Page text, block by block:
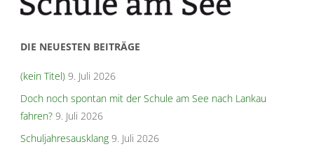
DIE NEUESTEN BEITRÄGE
(kein Titel) 9. Juli 2026
Doch noch spontan mit der Schule am See nach Lankau
fahren? 9. Juli 2026
Schuljahresausklang 9. Juli 2026